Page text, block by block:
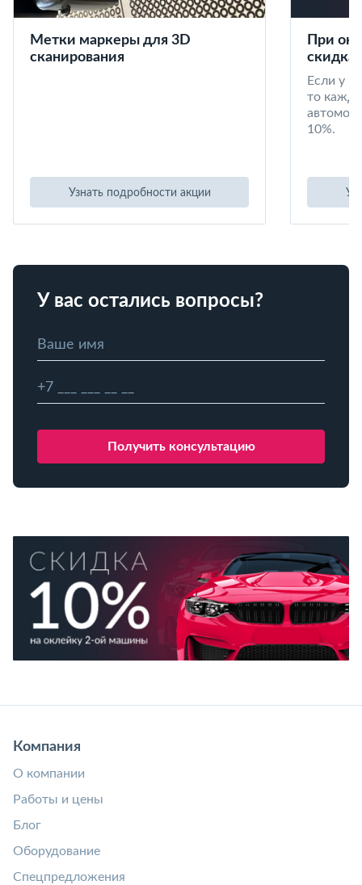
Метки маркеры для 3D
сканирования
Узнать подробности акции
При
скидка
Если у
то
10%.
У вас остались вопросы?
Компания
О компании
Работы и цены
Блог
Оборудование
Спецпредложения